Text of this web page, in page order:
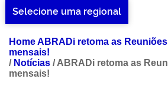
Selecione uma regional
Home ABRADi retoma as
mensais!
/ Notícias /ABRADi retoma as
mensais!